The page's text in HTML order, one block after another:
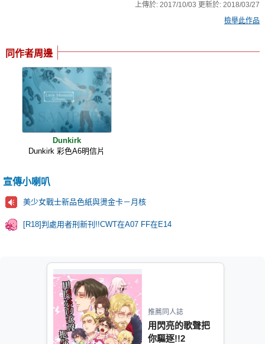
上傳於:2017/10/03 更新於:2018/03/27
檢舉此作品
同作者周邊
Dunkirk
Dunkirk 彩色A6明信片
宣傳小喇叭
美少女戰士新品色紙與燙金卡－月核
[R18]判處用者刑新刊!!CWT在A07 FF在E14
推薦同人誌
用閃亮的歌聲把
你驅逐!!2